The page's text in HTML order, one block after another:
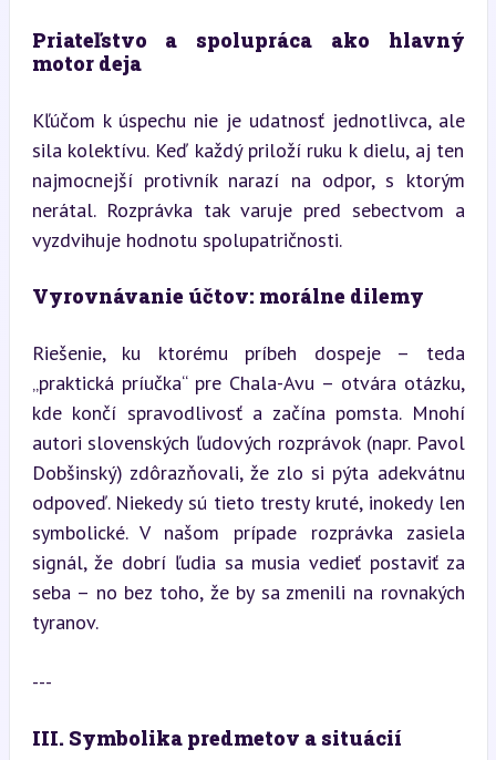
Priateľstvo a spolupráca ako hlavný
motor deja
Kľúčom k úspechu nie je udatnosť jednotlivca, ale
sila kolektívu. Keď každý priloží ruku k dielu, aj ten
najmocnejší protivník narazí na odpor, s ktorým
nerátal. Rozprávka tak varuje pred sebectvom a
vyzdvihuje hodnotu spolupatričnosti.
Vyrovnávanie účtov: morálne dilemy
Riešenie, ku ktorému príbeh dospeje – teda
„praktická príučka“ pre Chala-Avu – otvára otázku,
kde končí spravodlivosť a začína pomsta. Mnohí
autori slovenských ľudových rozprávok (napr. Pavol
Dobšinský) zdôrazňovali, že zlo si pýta adekvátnu
odpoveď. Niekedy sú tieto tresty kruté, inokedy len
symbolické. V našom prípade rozprávka zasiela
signál, že dobrí ľudia sa musia vedieť postaviť za
seba – no bez toho, že by sa zmenili na rovnakých
tyranov.
---
III. Symbolika predmetov a situácií